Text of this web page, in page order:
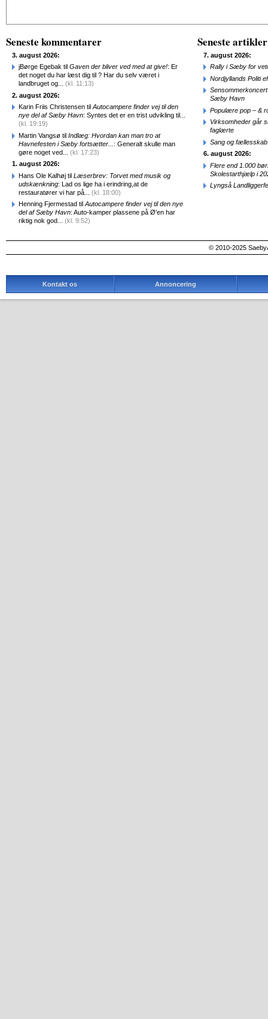
Seneste kommentarer
3. august 2026:
jBørge Egebak til Gaven der bliver ved med at give!: Er
det noget du har læst dig til ? Har du selv været i
landbruget og... (kl. 11:13)
2. august 2026:
Karin Friis Christensen til Autocampere finder vej til den
nye del af Sæby Havn: Syntes det er en trist udvikling til...
(kl. 19:19)
Martin Vangsø til Indlæg: Hvordan kan man tro at
Havnefesten i Sæby fortsætter... : Generalt skulle man
gøre noget ved... (kl. 17:23)
1. august 2026:
Hans Ole Kalhøj til Læserbrev: Torvet med musik og
udskænkning: Lad os lige ha i erindring,at de
restauratører vi har på... (kl. 18:00)
Henning Fjermestad til Autocampere finder vej til den nye
del af Sæby Havn: Auto-kamper plassene på Ø'en har
riktig nok god... (kl. 9:52)
Seneste artikler
7. august 2026:
Rally i Sæby for
Nordjyllands Politi
Sæby Havn
Populære pop – &
Virksomheder går
faglærte
Sang og
6. august 2026:
Flere end 1.000
Skolestarthjælp i
Lyngså
© 2010-2025
Kontakt os Annoncering